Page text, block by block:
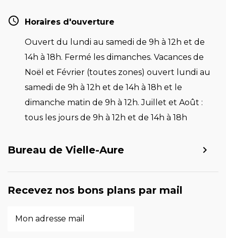
Horaires d'ouverture
Ouvert du lundi au samedi de 9h à 12h et de
14h à 18h. Fermé les dimanches. Vacances de
Noël et Février (toutes zones) ouvert lundi au
samedi de 9h à 12h et de 14h à 18h et le
dimanche matin de 9h à 12h. Juillet et Août :
tous les jours de 9h à 12h et de 14h à 18h
Bureau de Vielle-Aure
Recevez nos bons plans par mail